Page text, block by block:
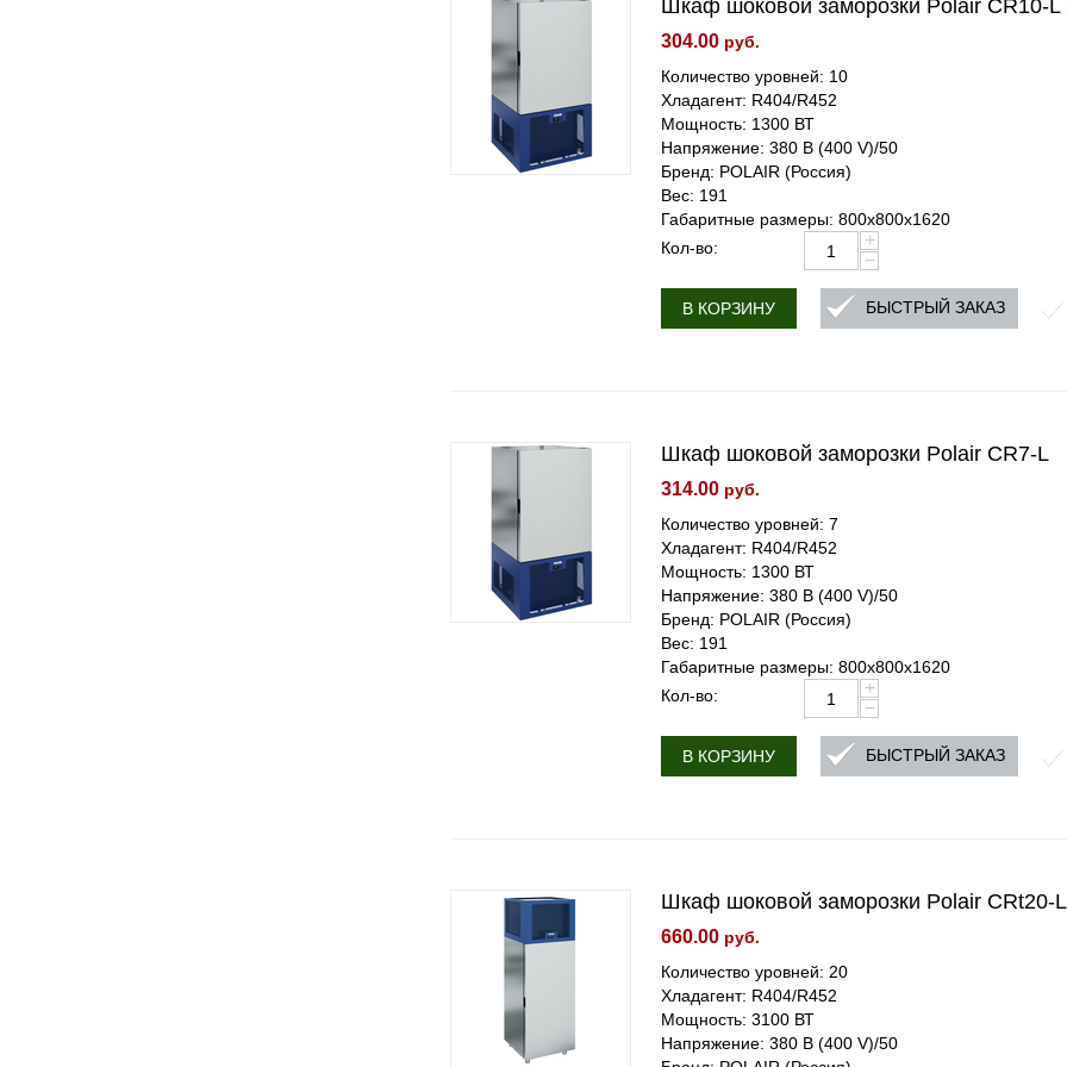
Шкаф шоковой заморозки Polair CR10-L
304.00 руб.
Количество уровней: 10
Хладагент: R404/R452
Мощность: 1300 ВТ
Напряжение: 380 В (400 V)/50
Бренд: POLAIR (Россия)
Вес: 191
Габаритные размеры: 800x800x1620
Кол-во:
+
−
В КОРЗИНУ БЫСТРЫЙ ЗАКАЗ
Шкаф шоковой заморозки Polair CR7-L
314.00 руб.
Количество уровней: 7
Хладагент: R404/R452
Мощность: 1300 ВТ
Напряжение: 380 В (400 V)/50
Бренд: POLAIR (Россия)
Вес: 191
Габаритные размеры: 800x800x1620
Кол-во:
+
−
В КОРЗИНУ БЫСТРЫЙ ЗАКАЗ
Шкаф шоковой заморозки Polair CRt20-L
660.00 руб.
Количество уровней: 20
Хладагент: R404/R452
Мощность: 3100 ВТ
Напряжение: 380 В (400 V)/50